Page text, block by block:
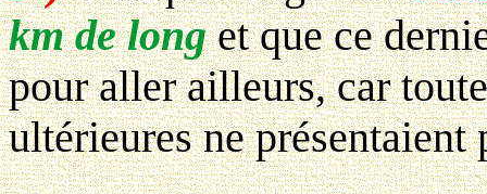
km de longet que ce
pour aller ailleurs, car
ultérieures ne